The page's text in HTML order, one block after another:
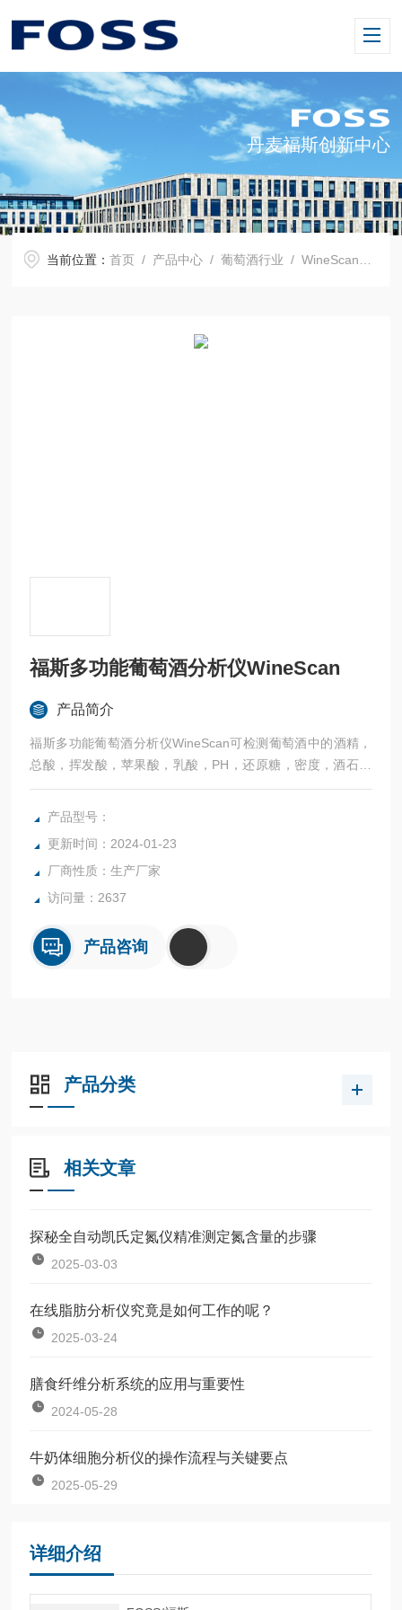
丹麦福斯创新中心
当前位置：首页 / 产品中心 /葡萄酒行业 /WineScan™葡萄酒分析仪
福斯多功能葡萄酒分析仪WineScan
产品简介
福斯多功能葡萄酒分析仪WineScan可检测葡萄酒中的酒精，
总酸，挥发酸，苹果酸，乳酸，PH，还原糖，密度，酒石酸
等20项指标。
产品型号：
更新时间：2024-01-23
厂商性质：生产厂家
访问量：2637
产品咨询
产品分类
相关文章
探秘全自动凯氏定氮仪精准测定氮含量的步骤
2025-03-03
在线脂肪分析仪究竟是如何工作的呢？
2025-03-24
膳食纤维分析系统的应用与重要性
2024-05-28
牛奶体细胞分析仪的操作流程与关键要点
2025-05-29
详细介绍